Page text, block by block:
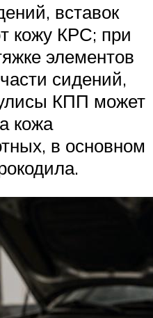
вставок
кожу КРС; при
элементов
сидений,
КПП может
кожа
в основном